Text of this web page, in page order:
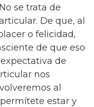
se trata de
De que, al
o felicidad,
de que eso
de
nos
al
estar y